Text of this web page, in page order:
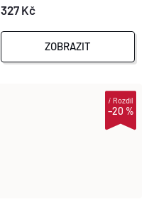
327 Kč
ZOBRAZIT
–20 %
iRozdíl